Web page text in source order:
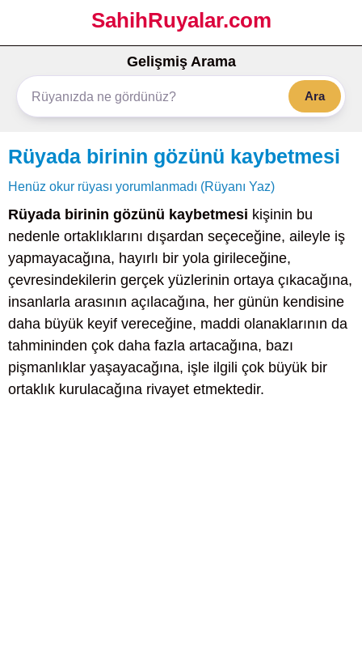
SahihRuyalar.com
Gelişmiş Arama
Ara
Rüyada birinin gözünü kaybetmesi
Henüz okur rüyası yorumlanmadı (Rüyanı Yaz)
Rüyada birinin gözünü kaybetmesi kişinin bu
nedenle ortaklıklarını dışardan seçeceğine, aileyle iş
yapmayacağına, hayırlı bir yola girileceğine,
çevresindekilerin gerçek yüzlerinin ortaya çıkacağına,
insanlarla arasının açılacağına, her günün kendisine
daha büyük keyif vereceğine, maddi olanaklarının da
tahmininden çok daha fazla artacağına, bazı
pişmanlıklar yaşayacağına, işle ilgili çok büyük bir
ortaklık kurulacağına rivayet etmektedir.